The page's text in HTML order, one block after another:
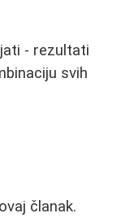
- rezultati
svih
članak.